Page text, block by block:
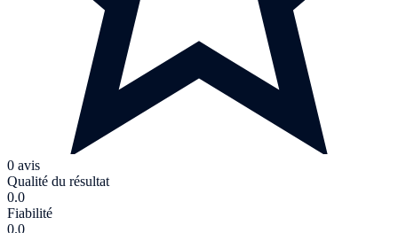
0 avis
Qualité du résultat
0.0
Fiabilité
0.0